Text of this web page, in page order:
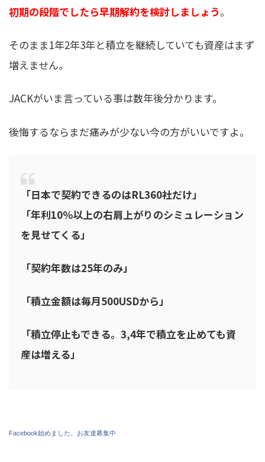
初期の段階でしたら早期解約を検討しましょう。
そのまま1年2年3年と積立を継続していても資産はまず
増えません。
JACKがいま言っている事は数年後分かります。
後悔するならまだ痛みが少ない今の方がいいですよ。
「日本で契約できるのはRL360社だけ」
「年利10％以上の右肩上がりのシミュレーション
を見せてくる」
「契約年数は25年のみ」
「積立金額は毎月500USDから」
「積立停止もできる。3,4年で積立を止めても資
産は増える」
Facebook始めました。お友達募集中